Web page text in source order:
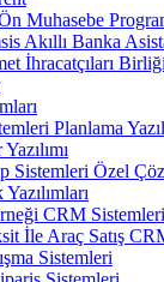
Muhasebe
Akıllı Banka
İhracatçıları
Planlama
Sistemleri Özel
Yazılımları
CRM Sistemleri
İle Araç Satış
Sistemleri